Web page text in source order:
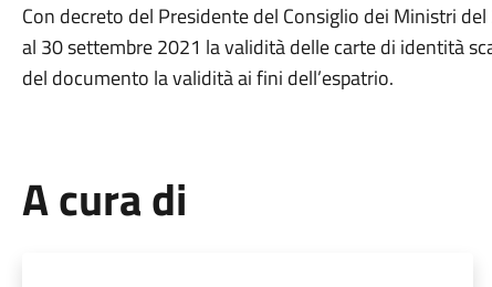
Con decreto del Presidente del Consiglio dei Ministri
al 30 settembre 2021 la validità delle carte di identità
del documento la validità ai fini dell’espatrio.
A cura di